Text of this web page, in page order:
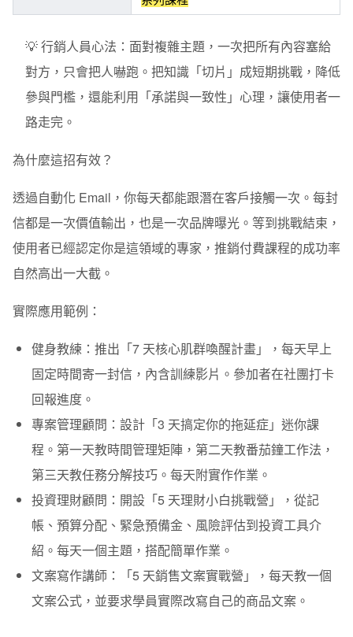
💡 行銷人員心法： 面對複雜主題，一次把所有內容塞給
對方，只會把人嚇跑。把知識「切片」成短期挑戰，降低
參與門檻，還能利用「承諾與一致性」心理，讓使用者一
路走完。
為什麼這招有效？
透過自動化 Email，你每天都能跟潛在客戶接觸一次。每封
信都是一次價值輸出，也是一次品牌曝光。等到挑戰結束，
使用者已經認定你是這領域的專家，推銷付費課程的成功率
自然高出一大截。
實際應用範例：
健身教練： 推出「7 天核心肌群喚醒計畫」，每天早上
固定時間寄一封信，內含訓練影片。參加者在社團打卡
回報進度。
專案管理顧問： 設計「3 天搞定你的拖延症」迷你課
程。第一天教時間管理矩陣，第二天教番茄鐘工作法，
第三天教任務分解技巧。每天附實作作業。
投資理財顧問： 開設「5 天理財小白挑戰營」，從記
帳、預算分配、緊急預備金、風險評估到投資工具介
紹。每天一個主題，搭配簡單作業。
文案寫作講師：
「5 天銷售文案實戰營」，每天教一個
文案公式，並要求學員實際改寫自己的商品文案。